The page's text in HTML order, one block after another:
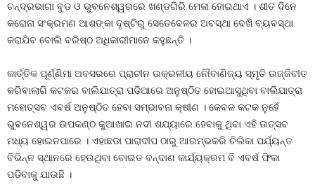
ଚନ୍ଦ୍ରଭାଗା ବୁଡ ଓ ଭୁବନେଶ୍ୱରରେ ଖଣ୍ଡଗିରି ମେଳା ହୋଇଥାଏ । ଶୀତ ଦିନେ
କରୋନା ସଂକ୍ରମଣ ଆଶଙ୍କା ଦୃଷ୍ଟିରୁ ସେତେବେଳର ଅବସ୍ଥା ଦେଖି ବ୍ୟବସ୍ଥା
କରାଯିବ ବୋଲି ବରିଷ୍ଠ ଅଧିକାରୀମାନେ କହୁଛନ୍ତି ।
କାର୍ତ୍ତିକ ପୂର୍ଣ୍ଣିମା ଅବସରରେ ପ୍ରାଚୀନ ଉକ୍ରଳୀୟ ନୌବାଣିଜ୍ୟ ସ୍ମୃତି ଉଜ୍ଜିବୀତ
କରିବାଲାଗି କଟକର ବାଲିଯାତ୍ରା ପଡିଆରେ ଅନୁଷ୍ଠିତ ହୋଇଆସୁଥିବା ବାଲିଯାତ୍ରା
ମହୋତ୍ସବ ଏବର୍ଷ ଅନୁଷ୍ଠିତ ହେବା ସମ୍ଭାବନା କ୍ଷୀଣ । କେବଳ କଟକ ନୁହେଁ
ଭୁବନେଶ୍ୱର ଉପକଣ୍ଠ କୁଆଖାଇ ନଦୀ ଶଯ୍ୟାରେ ହେବାକୁ ଥିବା ଏହି ଉତ୍ସବ
ମଧ୍ୟ ହୋଇନପାରେ । ଏହାଛଡା ପାରାଦୀପ ଠାରୁ ଆରମ୍ଭକରି ଚିଲିକା ପର୍ଯ୍ୟନ୍ତ
ବିଭିନ୍ନ ସ୍ଥାନରେ ହେଉଥିବା ବୋଇତ ବନ୍ଦାଣ କାର୍ଯ୍ୟକ୍ରମ ବି ଏବର୍ଷ ଫିକା
ପଡିବାକୁ ଯାଉଛି ।